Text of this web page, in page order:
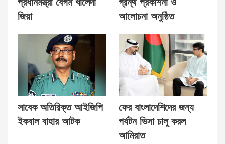
প্রধানমন্ত্রী বেগম খালেদা
জিয়া
গ্রন্থ প্রকাশনা ও
আলোচনা অনুষ্ঠিত
সাবেক অতিরিক্ত আইজিপি
ইকবাল বাহার আটক
ফের বাংলাদেশিদের জন্য
পর্যটন ভিসা চালু করল
আমিরাত